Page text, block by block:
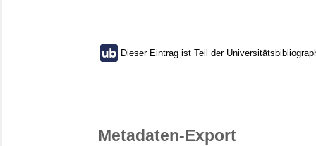
Dieser Eintrag ist Teil der
Metadaten-Export